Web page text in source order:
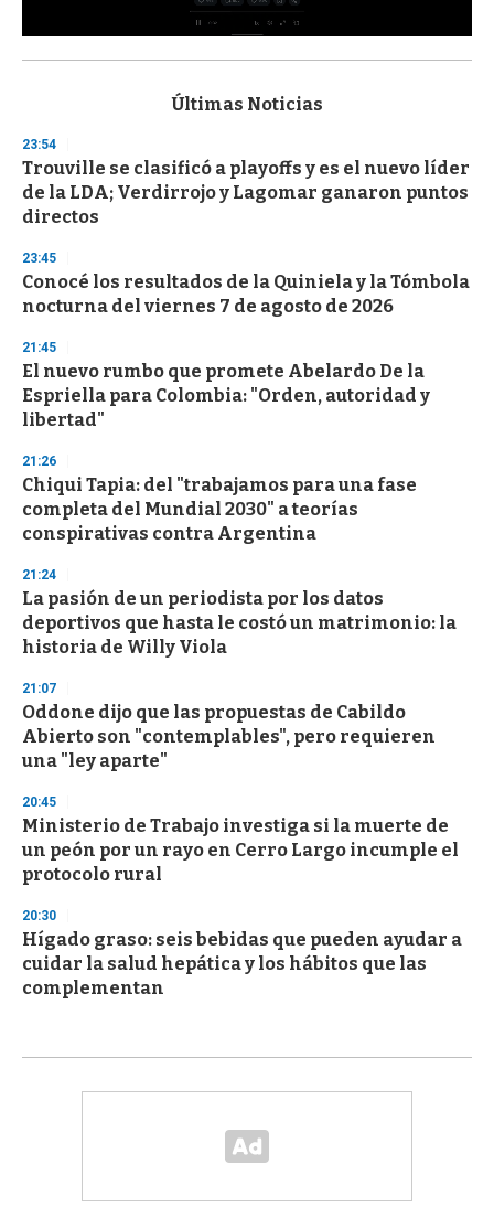
s
d
s
o
f
3
s
e
c
o
d
s
Últimas Noticias
23:54
Trouville se clasificó a playoffs y es el nuevo líder
de la LDA; Verdirrojo y Lagomar ganaron puntos
directos
23:45
Conocé los resultados de la Quiniela y la Tómbola
nocturna del viernes 7 de agosto de 2026
21:45
El nuevo rumbo que promete Abelardo De la
Espriella para Colombia: "Orden, autoridad y
libertad"
21:26
Chiqui Tapia: del "trabajamos para una fase
completa del Mundial 2030" a teorías
conspirativas contra Argentina
21:24
La pasión de un periodista por los datos
deportivos que hasta le costó un matrimonio: la
historia de Willy Viola
21:07
Oddone dijo que las propuestas de Cabildo
Abierto son "contemplables", pero requieren
una "ley aparte"
20:45
Ministerio de Trabajo investiga si la muerte de
un peón por un rayo en Cerro Largo incumple el
protocolo rural
20:30
Hígado graso: seis bebidas que pueden ayudar a
cuidar la salud hepática y los hábitos que las
complementan